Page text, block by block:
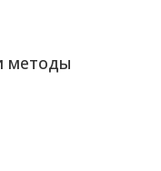
методы